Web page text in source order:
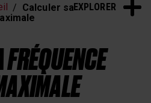
EXPLORER
Calculer sa